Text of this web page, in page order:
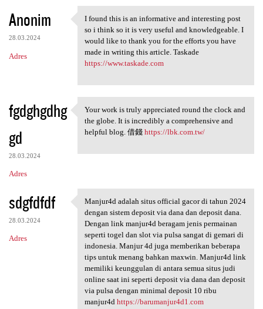
Anonim
28.03.2024
Adres
I found this is an
I found this is an informative and interesting post
so i think so it is very useful and knowledgeable. I
would like to thank you for the efforts you have
made in writing this article. Taskade
https://www.taskade.com
fgdghgdhg
gd
28.03.2024
Adres
Your work is truly
Your work is truly appreciated round the clock and
the globe. It is incredibly a comprehensive and
helpful blog. 借錢 https://lbk.com.tw/
sdgfdfdf
28.03.2024
Adres
Manjur4d adalah situs
Manjur4d adalah situs official gacor di tahun 2024
dengan sistem deposit via dana dan deposit dana.
Dengan link manjur4d beragam jenis permainan
seperti togel dan slot via pulsa sangat di gemari di
indonesia. Manjur 4d juga memberikan beberapa
tips untuk menang bahkan maxwin. Manjur4d link
memiliki keunggulan di antara semua situs judi
online saat ini seperti deposit via dana dan deposit
via pulsa dengan minimal deposit 10 ribu
manjur4d https://barumanjur4d1.com